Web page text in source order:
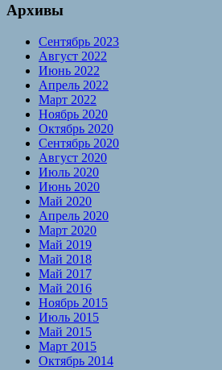
Архивы
Сентябрь 2023
Август 2022
Июнь 2022
Апрель 2022
Март 2022
Ноябрь 2020
Октябрь 2020
Сентябрь 2020
Август 2020
Июль 2020
Июнь 2020
Май 2020
Апрель 2020
Март 2020
Май 2019
Май 2018
Май 2017
Май 2016
Ноябрь 2015
Июль 2015
Май 2015
Март 2015
Октябрь 2014